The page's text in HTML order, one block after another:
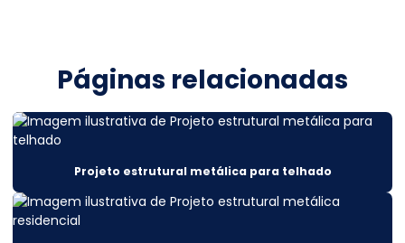
Cálculo estrutural sobrado
Cálculo estrutural telhado metálico
Cálculo estrutural valor
Cálculo estrutural viga metálica
Páginas relacionadas
Projeto estrutural metálica para telhado